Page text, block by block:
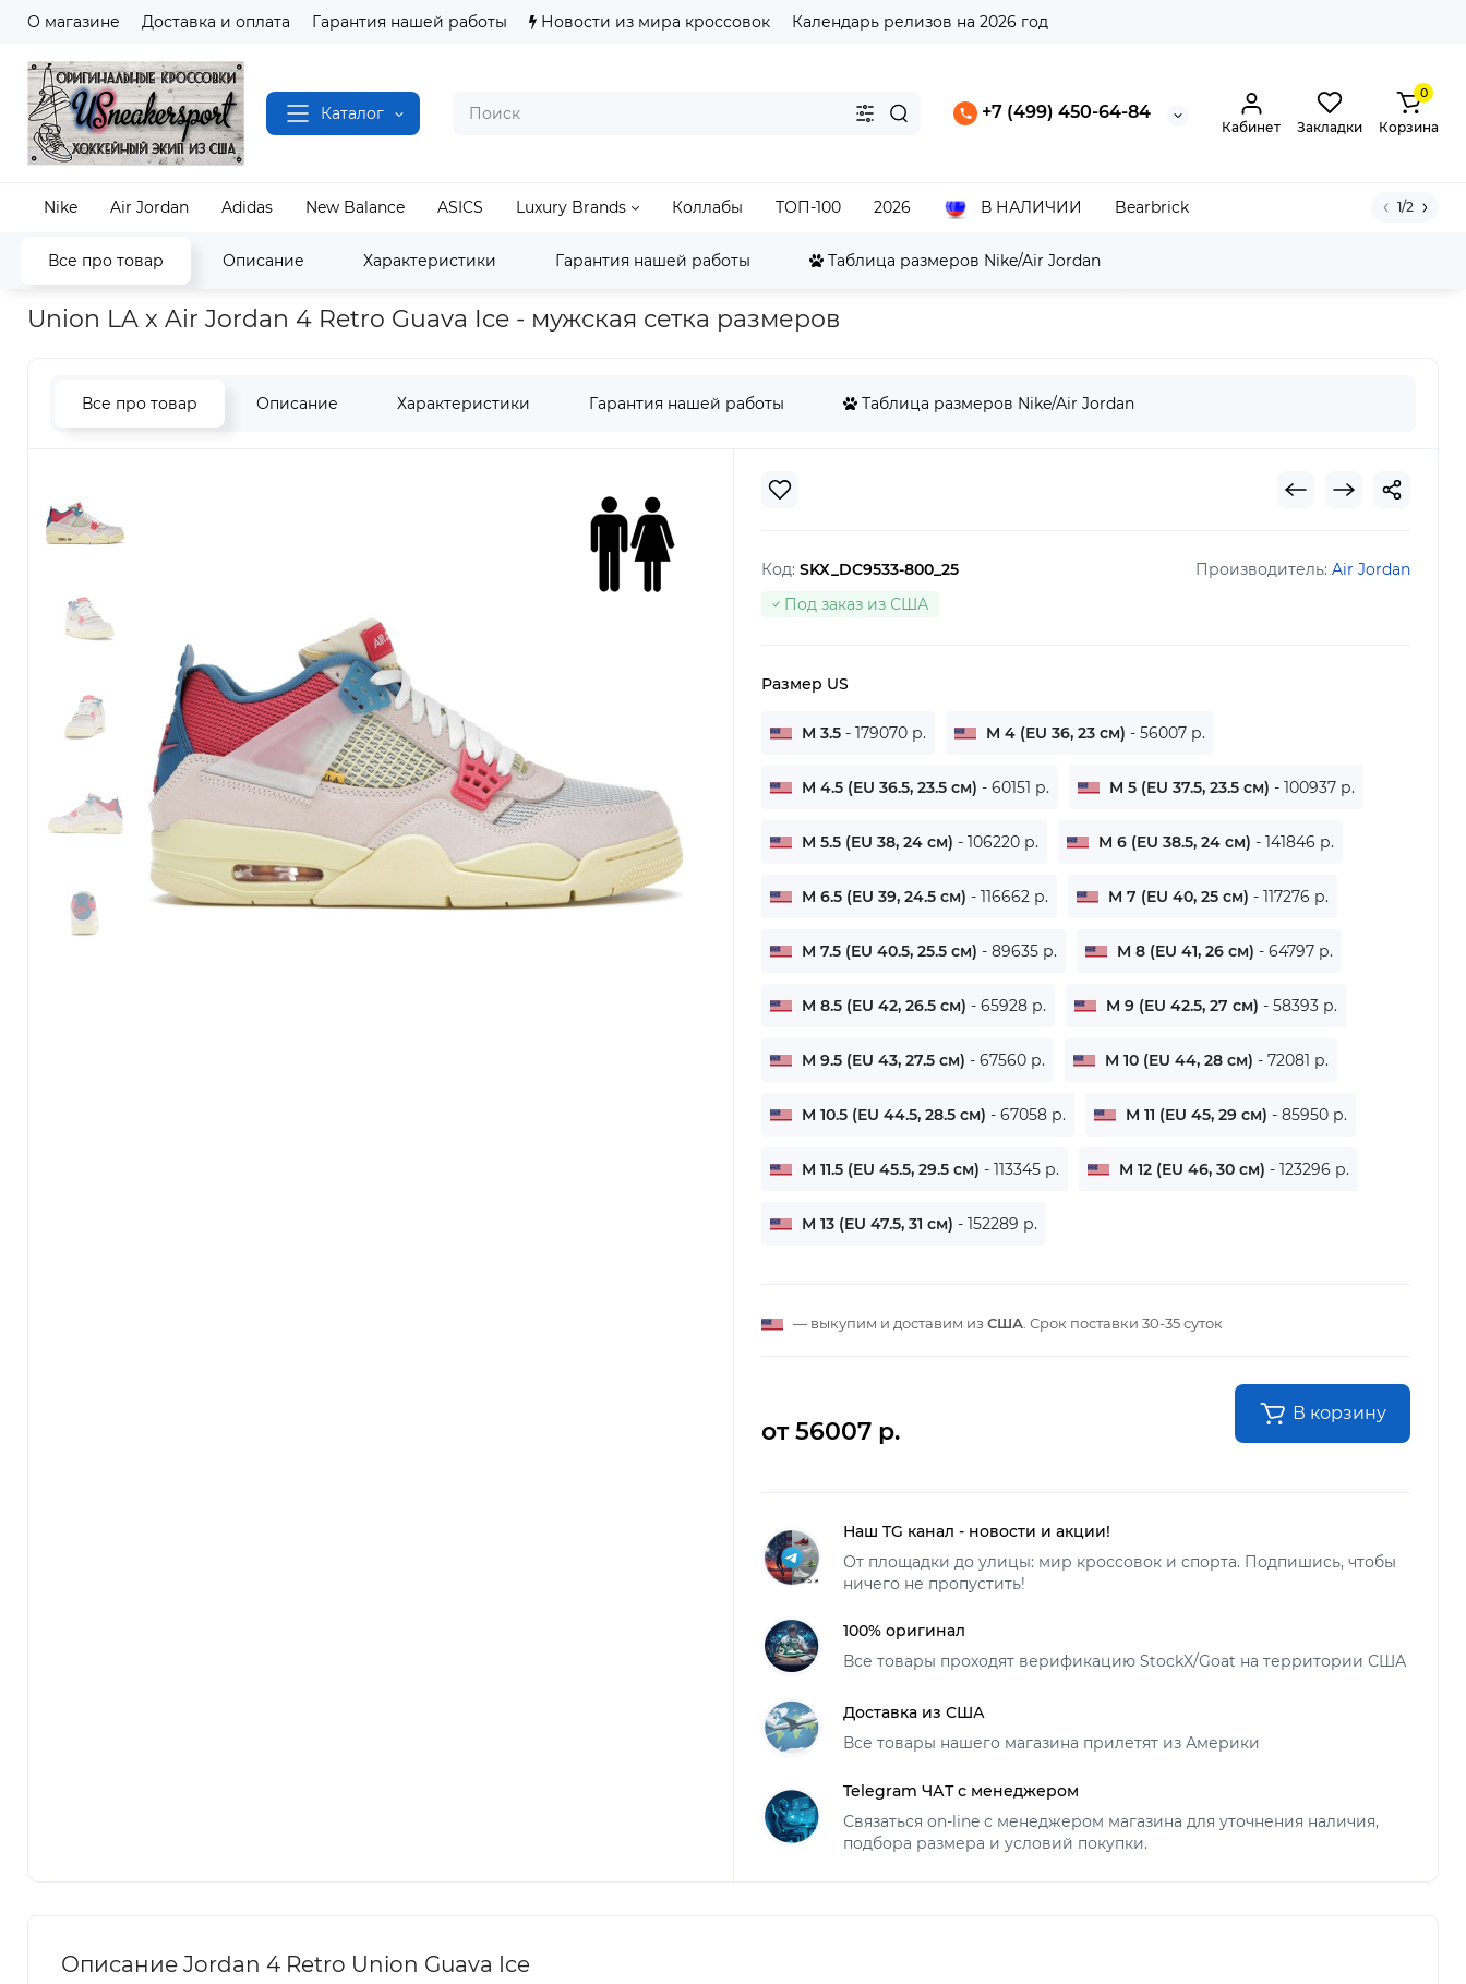
О магазине Доставка и оплата Гарантия нашей работы Новости из мира кроссовок Календарь релизов на 2026 год
Каталог +7 (499) 450-64-84
Кабинет Закладки
0
Корзина
Nike Air Jordan Adidas New Balance ASICS Luxury Brands Коллабы ТОП-100 2026 В НАЛИЧИИ Bearbrick 1/2
Все про товар Описание Характеристики Гарантия нашей работы Таблица размеров Nike/Air Jordan
Наш магазин Полный каталог кроссовок Air Jordan Jordan 4 Jordan 4 Retro Union Guava Ice
Union LA x Air Jordan 4 Retro Guava Ice - мужская сетка размеров
Все про товар Описание Характеристики Гарантия нашей работы Таблица размеров Nike/Air Jordan
Код: SKX_DC9533-800_25 Производитель: Air Jordan
Под заказ из США
Размер US
M 3.5 - 179070 р. M 4 (EU 36, 23 см) - 56007 р.
M 4.5 (EU 36.5, 23.5 см) - 60151 р. M 5 (EU 37.5, 23.5 см) - 100937 р.
M 5.5 (EU 38, 24 см) - 106220 р. M 6 (EU 38.5, 24 см) - 141846 р.
M 6.5 (EU 39, 24.5 см) - 116662 р. M 7 (EU 40, 25 см) - 117276 р.
M 7.5 (EU 40.5, 25.5 см) - 89635 р. M 8 (EU 41, 26 см) - 64797 р.
M 8.5 (EU 42, 26.5 см) - 65928 р. M 9 (EU 42.5, 27 см) - 58393 р.
M 9.5 (EU 43, 27.5 см) - 67560 р. M 10 (EU 44, 28 см) - 72081 р.
M 10.5 (EU 44.5, 28.5 см) - 67058 р. M 11 (EU 45, 29 см) - 85950 р.
M 11.5 (EU 45.5, 29.5 см) - 113345 р. M 12 (EU 46, 30 см) - 123296 р.
M 13 (EU 47.5, 31 см) - 152289 р.
— выкупим и доставим из США . Срок поставки 30-35 суток
от 56007 р.
В корзину
Наш TG канал - новости и акции!
От площадки до улицы: мир кроссовок и спорта. Подпишись, чтобы
ничего не пропустить!
100% оригинал
Все товары проходят верификацию StockX/Goat на территории США
Доставка из США
Все товары нашего магазина прилетят из Америки
Telegram ЧАТ с менеджером
Связаться on-line с менеджером магазина для уточнения наличия,
подбора размера и условий покупки.
Описание Jordan 4 Retro Union Guava Ice